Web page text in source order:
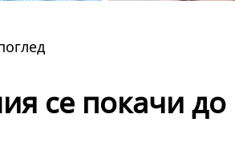
се покачи до